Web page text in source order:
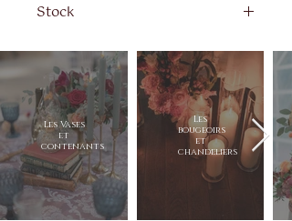
Stock
Quantité disponible : 70
Les Vases
et
contenants
Les
bougeoirs
et
chandeliers